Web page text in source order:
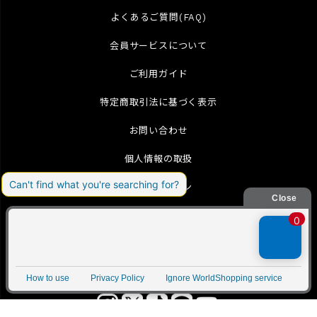
よくあるご質問(FAQ)
会員サービスについて
ご利用ガイド
特定商取引法に基づく表示
お問い合わせ
個人情報の取扱
メールマガジン